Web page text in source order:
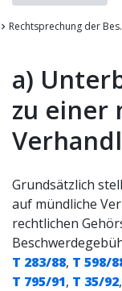
a)
zu einer
Grundsätzlich
auf mündliche
rechtlichen
T 283/88, T 598/
T 795/91, T 35/92,